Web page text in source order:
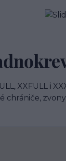
XXFULL i
chrániče,